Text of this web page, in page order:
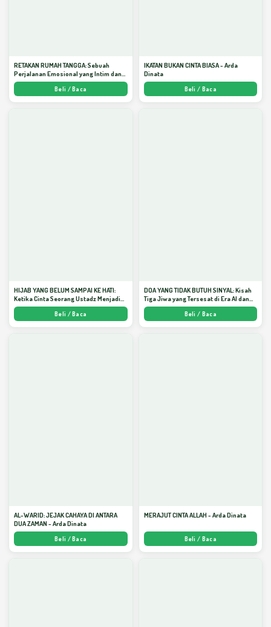
RETAKAN RUMAH TANGGA: Sebuah
Perjalanan Emosional yang Intim dan
Mendalam - Arda Dinata
Beli / Baca
IKATAN BUKAN CINTA BIASA - Arda
Dinata
Beli / Baca
HIJAB YANG BELUM SAMPAI KE HATI:
Ketika Cinta Seorang Ustadz Menjadi
Cermin yang Paling Kejam - Arda
Beli / Baca
DOA YANG TIDAK BUTUH SINYAL: Kisah
Tiga Jiwa yang Tersesat di Era AI dan
Menemukan Jalan Pulang di Bulan
Ramadhan" - Arda Dinata
Beli / Baca
AL-WARID: JEJAK CAHAYA DI ANTARA
DUA ZAMAN - Arda Dinata
Beli / Baca
MERAJUT CINTA ALLAH - Arda Dinata
Beli / Baca